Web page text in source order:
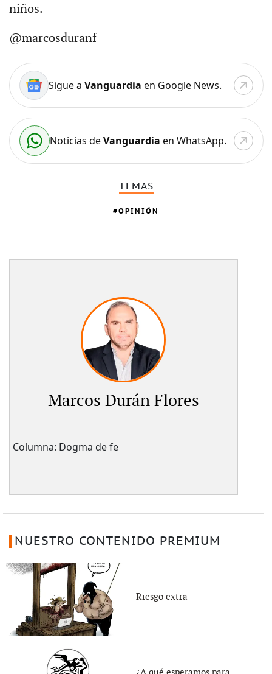
niños.
@marcosduranf
Sigue a Vanguardia en Google News.
Noticias deVanguardia en WhatsApp.
TEMAS
OPINIÓN
Marcos Durán Flores
Columna: Dogma de fe
NUESTRO CONTENIDO PREMIUM
Riesgo extra